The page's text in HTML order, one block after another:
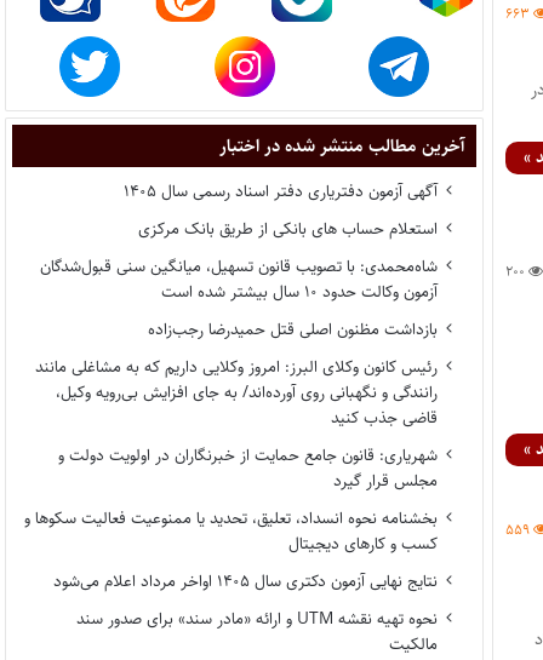
۶۶۳
»
۲۰۰
»
۵۵۹
آخرین مطالب منتشر شده در اختبار
آگهی آزمون دفتریاری دفتر اسناد رسمی سال ۱۴۰۵
استعلام حساب های بانکی از طریق بانک مرکزی
شاه‌محمدی: با تصویب قانون تسهیل، میانگین سنی قبول‌شدگان
آزمون وکالت حدود ۱۰ سال بیشتر شده است
بازداشت مظنون اصلی قتل حمیدرضا رجب‌زاده
رئیس کانون وکلای البرز: امروز وکلایی داریم که به مشاغلی مانند
رانندگی و نگهبانی روی آورده‌اند/ به جای افزایش بی‌رویه وکیل،
قاضی جذب کنید
شهریاری: قانون جامع حمایت از خبرنگاران در اولویت دولت و
مجلس قرار گیرد
بخشنامه نحوه انسداد، تعلیق، تحدید یا ممنوعیت فعالیت سکوها و
کسب و کارهای دیجیتال
نتایج نهایی آزمون دکتری سال ۱۴۰۵ اواخر مرداد اعلام می‌شود
نحوه تهیه نقشه UTM و ارائه «مادر سند» برای صدور سند
مالکیت